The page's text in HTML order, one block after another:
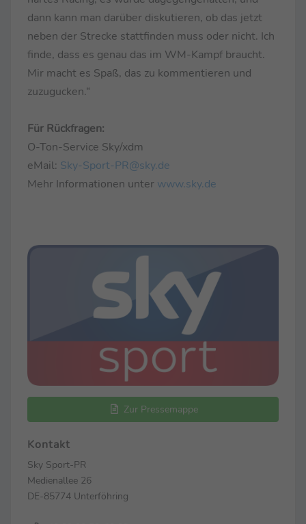
dann kann man darüber diskutieren, ob das jetzt
neben der Strecke stattfinden muss oder nicht. Ich
finde, dass es genau das im WM-Kampf braucht.
Mir macht es Spaß, das zu kommentieren und
zuzugucken.“
Für Rückfragen:
O-Ton-Service Sky/xdm
eMail: Sky-Sport-PR@sky.de
Mehr Informationen unter www.sky.de
Zur Pressemappe
Kontakt
Sky Sport-PR
Medienallee 26
DE-85774 Unterföhring